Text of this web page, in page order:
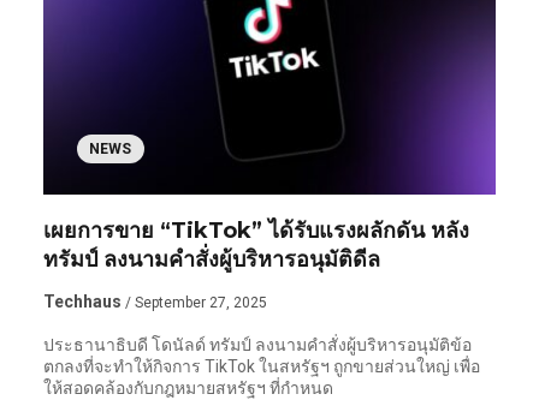
NEWS
เผยการขาย “TikTok” ได้รับแรงผลักดัน หลัง
ทรัมป์ ลงนามคำสั่งผู้บริหารอนุมัติดีล
Techhaus / September 27, 2025
ประธานาธิบดี โดนัลด์ ทรัมป์ ลงนามคำสั่งผู้บริหารอนุมัติข้อ
ตกลงที่จะทำให้กิจการ TikTok ในสหรัฐฯ ถูกขายส่วนใหญ่ เพื่อ
ให้สอดคล้องกับกฎหมายสหรัฐฯ ที่กำหนด